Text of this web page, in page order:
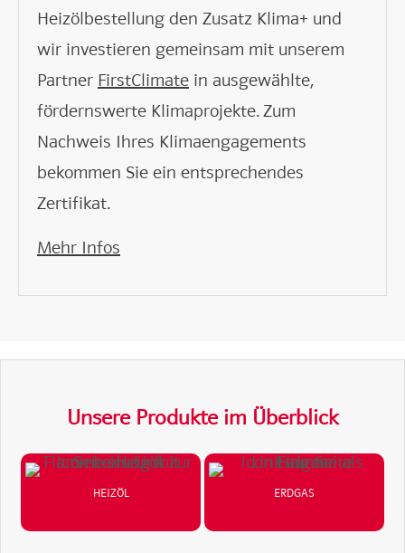
Heizölbestellung den Zusatz Klima+ und
wir investieren gemeinsam mit unserem
Partner FirstClimate in ausgewählte,
fördernswerte Klimaprojekte. Zum
Nachweis Ihres Klimaengagements
bekommen Sie ein entsprechendes
Zertifikat.
Mehr Infos
Unsere Produkte im Überblick
HEIZÖL ERDGAS